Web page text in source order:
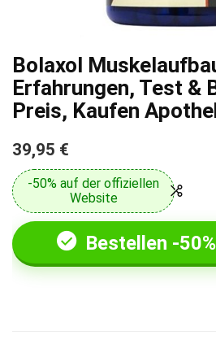
Bolaxol
Erfahrungen, Test &
Preis, Kaufen
39,95 €
-50% auf der offiziellen
Website
Bestellen -50%